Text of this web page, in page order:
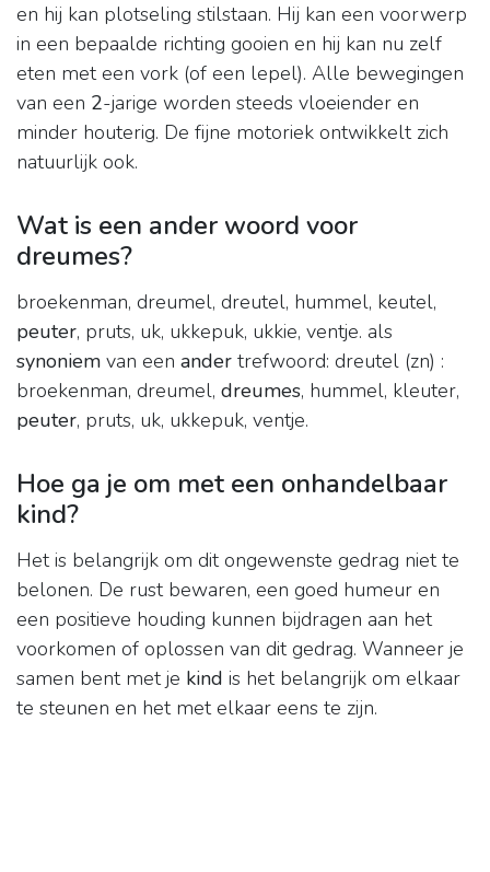
en hij kan plotseling stilstaan. Hij kan een voorwerp
in een bepaalde richting gooien en hij kan nu zelf
eten met een vork (of een lepel). Alle bewegingen
van een 2-jarige worden steeds vloeiender en
minder houterig. De fijne motoriek ontwikkelt zich
natuurlijk ook.
Wat is een ander woord voor
dreumes?
broekenman, dreumel, dreutel, hummel, keutel,
peuter, pruts, uk, ukkepuk, ukkie, ventje. als
synoniem van een ander trefwoord: dreutel (zn) :
broekenman, dreumel, dreumes, hummel, kleuter,
peuter, pruts, uk, ukkepuk, ventje.
Hoe ga je om met een onhandelbaar
kind?
Het is belangrijk om dit ongewenste gedrag niet te
belonen. De rust bewaren, een goed humeur en
een positieve houding kunnen bijdragen aan het
voorkomen of oplossen van dit gedrag. Wanneer je
samen bent met je kind is het belangrijk om elkaar
te steunen en het met elkaar eens te zijn.